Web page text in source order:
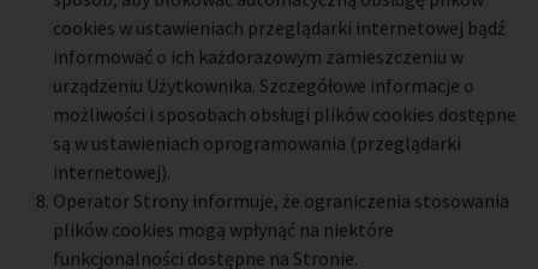
cookies w ustawieniach przeglądarki internetowej bądź
informować o ich każdorazowym zamieszczeniu w
urządzeniu Użytkownika. Szczegółowe informacje o
możliwości i sposobach obsługi plików cookies dostępne
są w ustawieniach oprogramowania (przeglądarki
internetowej).
Operator Strony informuje, że ograniczenia stosowania
plików cookies mogą wpłynąć na niektóre
funkcjonalności dostępne na Stronie.